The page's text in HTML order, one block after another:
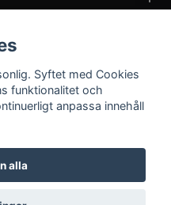
Syftet med Cookies
funktionalitet och
anpassa innehåll
alla